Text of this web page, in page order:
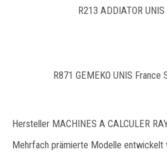
R213 ADDIATOR
R871 GEMEKO UNIS France
Hersteller MACHINES A CALCULER
Mehrfach prämierte Modelle entwickelt